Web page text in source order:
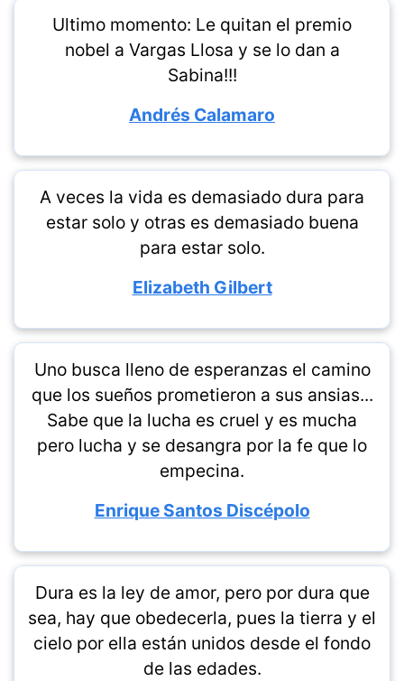
Ultimo momento: Le quitan el premio
nobel a Vargas Llosa y se lo dan a
Sabina!!!
Andrés Calamaro
A veces la vida es demasiado dura para
estar solo y otras es demasiado buena
para estar solo.
Elizabeth Gilbert
Uno busca lleno de esperanzas el camino
que los sueños prometieron a sus ansias...
Sabe que la lucha es cruel y es mucha
pero lucha y se desangra por la fe que lo
empecina.
Enrique Santos Discépolo
Dura es la ley de amor, pero por dura que
sea, hay que obedecerla, pues la tierra y el
cielo por ella están unidos desde el fondo
de las edades.